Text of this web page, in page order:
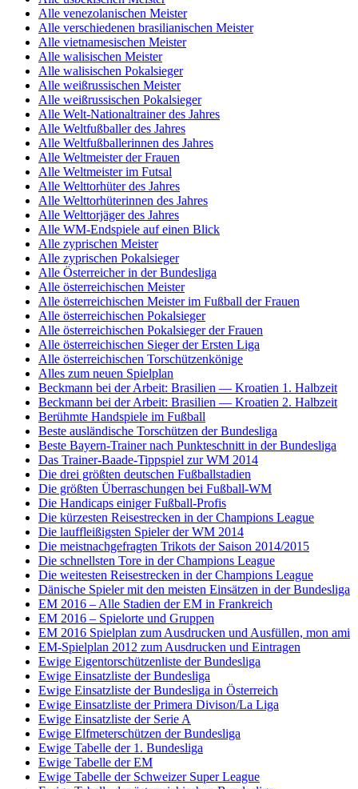
Alle venezolanischen Meister
Alle verschiedenen brasilianischen Meister
Alle vietnamesischen Meister
Alle walisischen Meister
Alle walisischen Pokalsieger
Alle weißrussischen Meister
Alle weißrussischen Pokalsieger
Alle Welt-Nationaltrainer des Jahres
Alle Weltfußballer des Jahres
Alle Weltfußballerinnen des Jahres
Alle Weltmeister der Frauen
Alle Weltmeister im Futsal
Alle Welttorhüter des Jahres
Alle Welttorhüterinnen des Jahres
Alle Welttorjäger des Jahres
Alle WM-Endspiele auf einen Blick
Alle zyprischen Meister
Alle zyprischen Pokalsieger
Alle Österreicher in der Bundesliga
Alle österreichischen Meister
Alle österreichischen Meister im Fußball der Frauen
Alle österreichischen Pokalsieger
Alle österreichischen Pokalsieger der Frauen
Alle österreichischen Sieger der Ersten Liga
Alle österreichischen Torschützenkönige
Alles zum neuen Spielplan
Beckmann bei der Arbeit: Brasilien — Kroatien 1. Halbzeit
Beckmann bei der Arbeit: Brasilien — Kroatien 2. Halbzeit
Berühmte Handspiele im Fußball
Beste ausländische Torschützen der Bundesliga
Beste Bayern-Trainer nach Punkteschnitt in der Bundesliga
Das Trainer-Baade-Tippspiel zur WM 2014
Die drei größten deutschen Fußballstadien
Die größten Überraschungen bei Fußball-WM
Die Handicaps einiger Fußball-Profis
Die kürzesten Reisestrecken in der Champions League
Die lauffleißigsten Spieler der WM 2014
Die meistnachgefragten Trikots der Saison 2014/2015
Die schnellsten Tore in der Champions League
Die weitesten Reisestrecken in der Champions League
Dänische Spieler mit den meisten Einsätzen in der Bundesliga
EM 2016 – Alle Stadien der EM in Frankreich
EM 2016 – Spielorte und Gruppen
EM 2016 Spielplan zum Ausdrucken und Ausfüllen, mon ami
EM-Spielplan 2012 zum Ausdrucken und Eintragen
Ewige Eigentorschützenliste der Bundesliga
Ewige Einsatzliste der Bundesliga
Ewige Einsatzliste der Bundesliga in Österreich
Ewige Einsatzliste der Primera Divison/La Liga
Ewige Einsatzliste der Serie A
Ewige Elfmeterschützen der Bundesliga
Ewige Tabelle der 1. Bundesliga
Ewige Tabelle der EM
Ewige Tabelle der Schweizer Super League